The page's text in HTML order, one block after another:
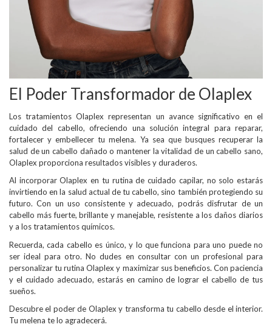
El Poder Transformador de Olaplex
Los tratamientos Olaplex representan un avance significativo en el
cuidado del cabello, ofreciendo una solución integral para reparar,
fortalecer y embellecer tu melena. Ya sea que busques recuperar la
salud de un cabello dañado o mantener la vitalidad de un cabello sano,
Olaplex proporciona resultados visibles y duraderos.
Al incorporar Olaplex en tu rutina de cuidado capilar, no solo estarás
invirtiendo en la salud actual de tu cabello, sino también protegiendo su
futuro. Con un uso consistente y adecuado, podrás disfrutar de un
cabello más fuerte, brillante y manejable, resistente a los daños diarios
y a los tratamientos químicos.
Recuerda, cada cabello es único, y lo que funciona para uno puede no
ser ideal para otro. No dudes en consultar con un profesional para
personalizar tu rutina Olaplex y maximizar sus beneficios. Con paciencia
y el cuidado adecuado, estarás en camino de lograr el cabello de tus
sueños.
Descubre el poder de Olaplex y transforma tu cabello desde el interior.
Tu melena te lo agradecerá.